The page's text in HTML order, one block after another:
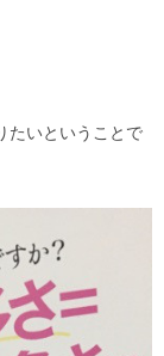
たいということで